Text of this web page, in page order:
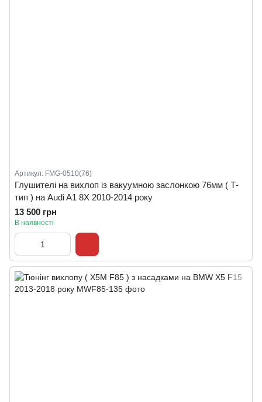
Артикул: FMG-0510(76)
Глушителі на вихлоп із вакуумною заслонкою 76мм ( Т-
тип ) на Audi A1 8X 2010-2014 року
13 500 грн
В наявності